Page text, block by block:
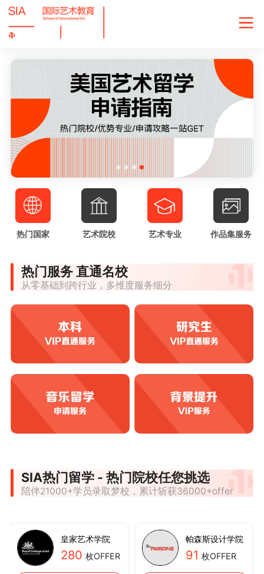
热门国家 艺术院校 艺术专业 作品集服务
热门服务 直通名校
从零基础到跨行业，多维度服务细分
SIA热门留学 - 热门院校任您挑选
陪伴21000+学员录取梦校，累计斩获36000+offer
皇家艺术学院
280 枚OFFER
帕森斯设计学院
91 枚OFFER